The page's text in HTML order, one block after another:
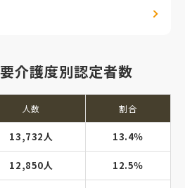
介護度別認定者数
人数 割合
13,732人 13.4％
12,850人 12.5％